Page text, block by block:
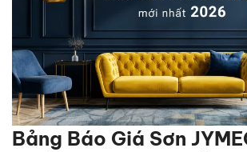
Bảng Báo Giá Sơn